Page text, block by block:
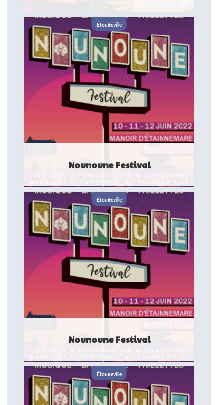
Le Club l'Excalibur P .M vous propose 3 salles, 3 ambiances :
une petite à l'ambiance des années 80/90 début 2000, une
moyenne dédiée à l'Urban ...
LIEU DE SPECTACLE ET D'AMBIANCE
Étoutteville
Nounoune Festival
Rendez-vous les 10, 11 et 12 juin au Manoir d'Etainnemare
(76) pour la toute première édition du Nounoune Festival !
Cet événement est une ...
FESTIVAL
Étoutteville
Nounoune Festival
Rendez-vous les 10, 11 et 12 juin au Manoir d'Etainnemare
(76) pour la toute première édition du Nounoune Festival !
Cet événement est une ...
FESTIVAL
Étoutteville